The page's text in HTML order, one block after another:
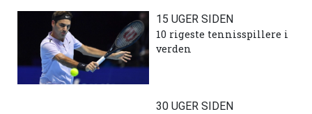
15 UGER SIDEN
10 rigeste tennisspillere i
verden
30 UGER SIDEN